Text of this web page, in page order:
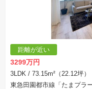
距離が近い
3299万円
3LDK / 73.15m²（22.12坪）
東急田園都市線「たまプラ